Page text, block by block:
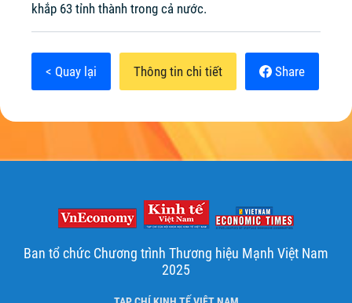
khắp 63 tỉnh thành trong cả nước.
< Quay lại Thông tin chi tiết Share
Ban tổ chức Chương trình Thương hiệu Mạnh Việt Nam
2025